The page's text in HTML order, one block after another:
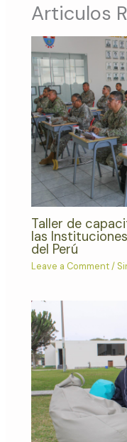
Articulos
Taller de
las
del Perú
Leave a Comment/